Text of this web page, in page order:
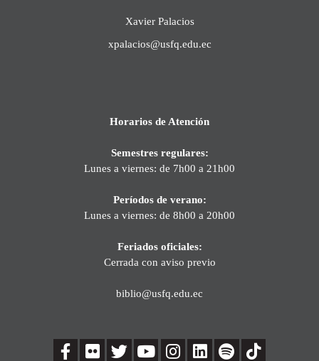
Xavier Palacios
xpalacios@usfq.edu.ec
Horarios de Atención
Semestres regulares:
Lunes a viernes: de 7h00 a 21h00
Períodos de verano:
Lunes a viernes: de 8h00 a 20h00
Feriados oficiales:
Cerrada con aviso previo
biblio@usfq.edu.ec